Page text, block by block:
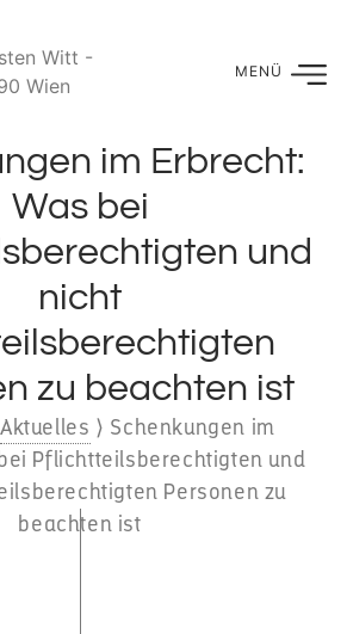
im Erbrecht:
Was bei
und
nicht
zu beachten ist
Aktuelles ⟩ Schenkungen im
Pflichtteilsberechtigten und
Personen zu
beachten ist